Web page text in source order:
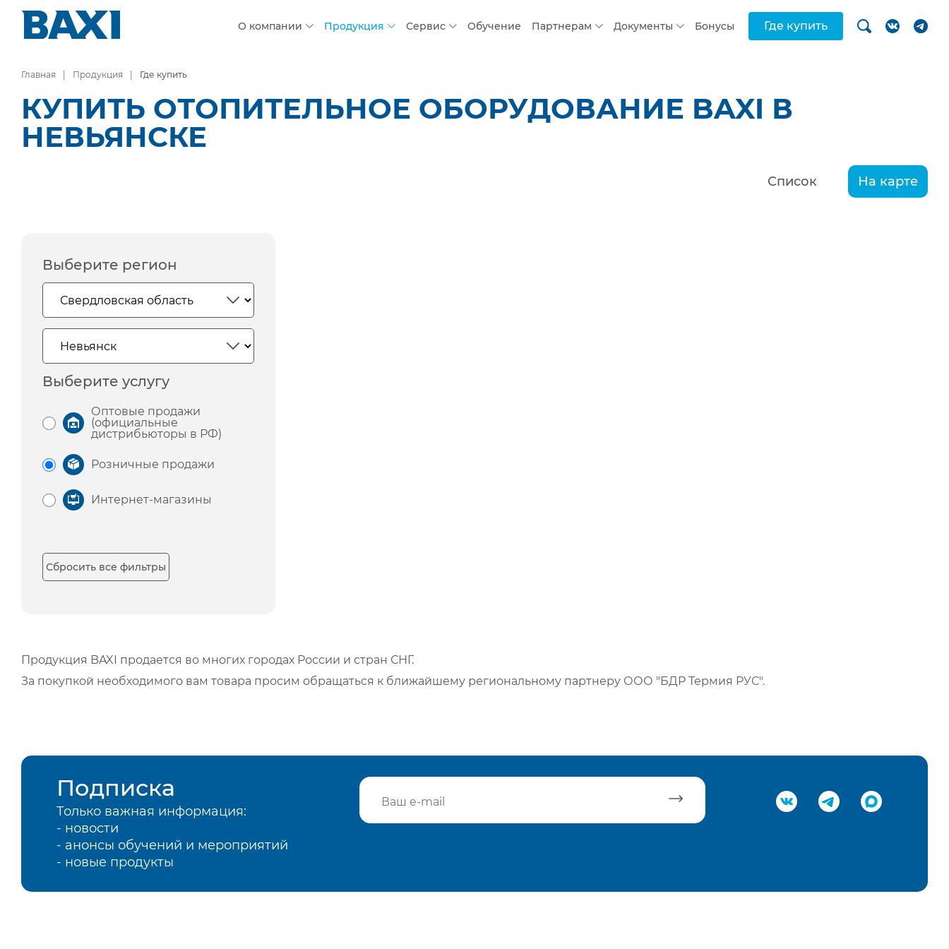
О компании Продукция Сервис Обучение Партнерам Документы Бонусы Где купить
Главная Продукция Где купить
КУПИТЬ ОТОПИТЕЛЬНОЕ ОБОРУДОВАНИЕ BAXI В
НЕВЬЯНСКЕ
Список На карте
Выберите регион
Выберите услугу
Оптовые продажи
(официальные
дистрибьюторы в РФ)
Розничные продажи
Интернет-магазины
Сбросить все фильтры
Продукция BAXI продается во многих городах России и стран СНГ.
За покупкой необходимого вам товара просим обращаться к ближайшему региональному партнеру ООО "БДР Термия РУС".
Подписка
Только важная информация:
- новости
- анонсы обучений и мероприятий
- новые продукты